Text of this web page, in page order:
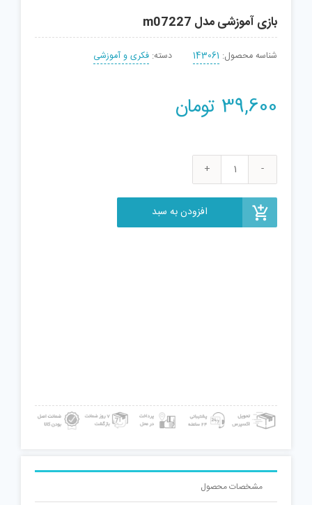
بازی آموزشی مدل m07227
شناسه محصول: 143061 دسته: فکری و آموزشی
39,600 تومان
بازی
m07227
افزودن به سبد
مشخصات محصول